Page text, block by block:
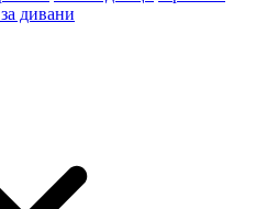
дивани